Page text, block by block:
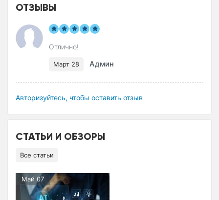
ОТЗЫВЫ
Отлично!
Март 28 Админ
Авторизуйтесь, чтобы оставить отзыв
СТАТЬИ И ОБЗОРЫ
Все статьи
Май 07